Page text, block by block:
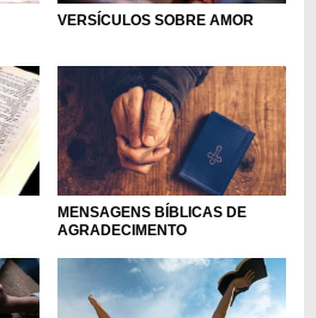
VERSÍCULOS SOBRE AMOR
MENSAGENS BÍBLICAS DE
AGRADECIMENTO